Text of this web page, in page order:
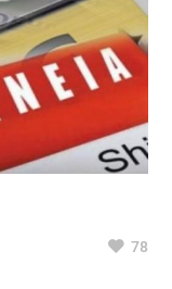
78